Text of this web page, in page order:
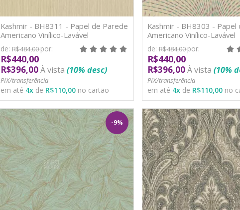
Kashmir - BH8311 - Papel de Parede
Americano Vinílico-Lavável
de: R$484,00por:
R$440,00
R$396,00À vista (10% desc)
PIX/transferência
em até 4x de R$110,00 no cartão
Kashmir - BH8303 - Papel
Americano Vinílico-Lavável
de: R$484,00por:
R$440,00
R$396,00 À vista (10%
PIX/transferência
em até 4xde R$110,00no
-9%